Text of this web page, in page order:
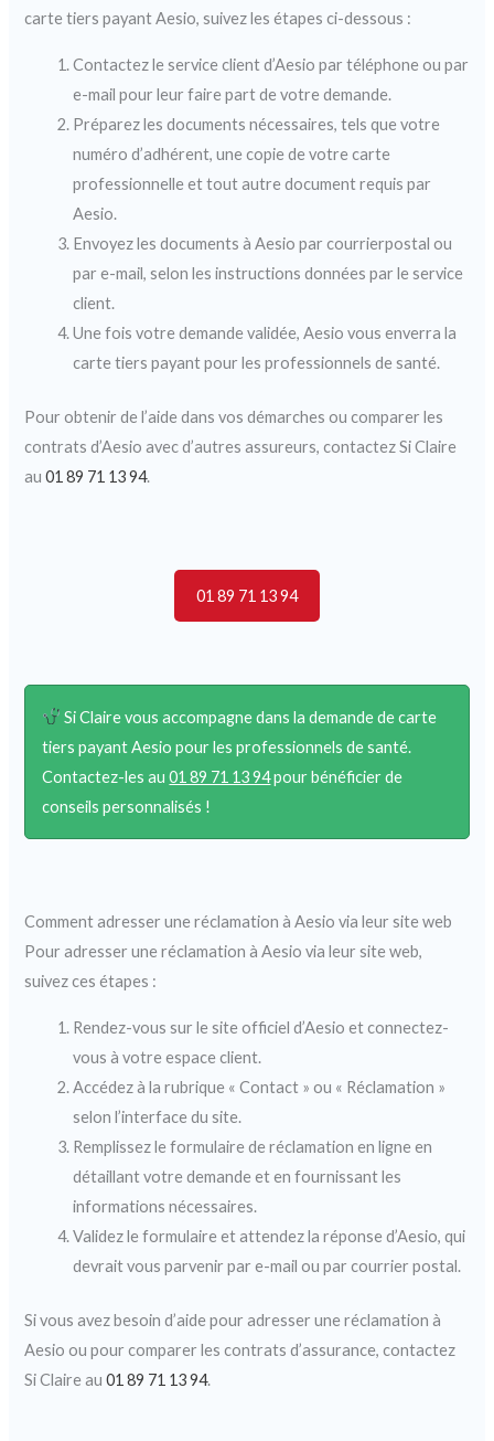
carte tiers payant Aesio, suivez les étapes ci-dessous :
Contactez le service client d’Aesio par téléphone ou par
e-mail pour leur faire part de votre demande.
Préparez les documents nécessaires, tels que votre
numéro d’adhérent, une copie de votre carte
professionnelle et tout autre document requis par
Aesio.
Envoyez les documents à Aesio par courrierpostal ou
par e-mail, selon les instructions données par le service
client.
Une fois votre demande validée, Aesio vous enverra la
carte tiers payant pour les professionnels de santé.
Pour obtenir de l’aide dans vos démarches ou comparer les
contrats d’Aesio avec d’autres assureurs, contactez Si Claire
au01 89 71 13 94.
01 89 71 13 94
Si Claire vous accompagne dans la demande de carte
tiers payant Aesio pour les professionnels de santé.
Contactez-les au01 89 71 13 94pour bénéficier de
conseils personnalisés !
Comment adresser une réclamation à Aesio via leur site web
Pour adresser une réclamation à Aesio via leur site web,
suivez ces étapes :
Rendez-vous sur le site officiel d’Aesio et connectez-
vous à votre espace client.
Accédez à la rubrique « Contact » ou « Réclamation »
selon l’interface du site.
Remplissez le formulaire de réclamation en ligne en
détaillant votre demande et en fournissant les
informations nécessaires.
Validez le formulaire et attendez la réponse d’Aesio, qui
devrait vous parvenir par e-mail ou par courrier postal.
Si vous avez besoin d’aide pour adresser une réclamation à
Aesio ou pour comparer les contrats d’assurance, contactez
Si Claire au01 89 71 13 94.